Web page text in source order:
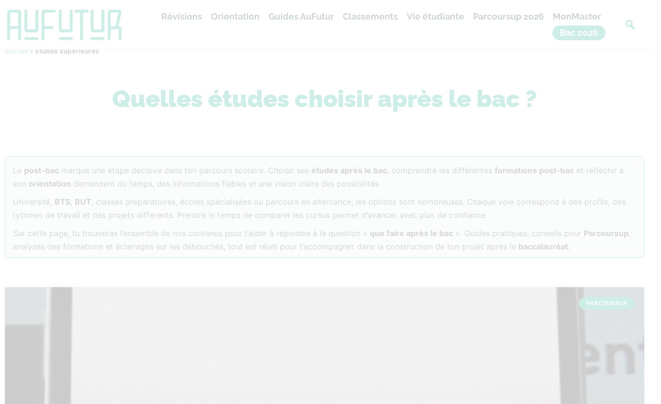
Révisions Orientation Guides AuFutur Classements Vie étudiante Parcoursup 2026
MonMaster
Bac 2026
Accueil » Études supérieures
Quelles études choisir après le bac ?
Le post-bac marque une étape décisive dans ton parcours scolaire. Choisir ses études après le bac, comprendre les différentes formations post-bac et réfléchir à
son orientation demandent du temps, des informations fiables et une vision claire des possibilités.
Université, BTS, BUT, classes préparatoires, écoles spécialisées ou parcours en alternance, les options sont nombreuses. Chaque voie correspond à des profils, des
rythmes de travail et des projets différents. Prendre le temps de comparer les cursus permet d’avancer avec plus de confiance.
Sur cette page, tu trouveras l’ensemble de nos contenus pour t’aider à répondre à la question « que faire après le bac ». Guides pratiques, conseils pour Parcoursup,
analyses des formations et éclairages sur les débouchés, tout est réuni pour t’accompagner dans la construction de ton projet après le baccalauréat.
PARCOURSUP